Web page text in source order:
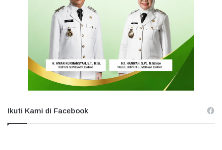
Ikuti Kami di Facebook